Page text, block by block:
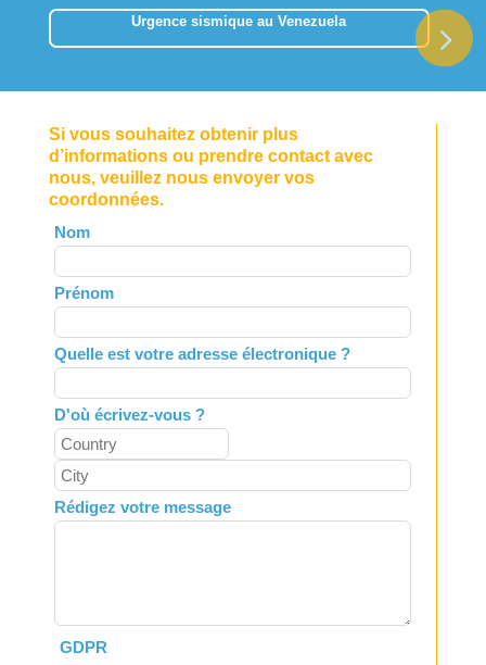
Urgence sismique au Venezuela
Si vous souhaitez obtenir plus
d’informations ou prendre contact avec
nous, veuillez nous envoyer vos
coordonnées.
Leave
this
field
blank
Nom
Prénom
Quelle est votre adresse électronique ?
D'où écrivez-vous ?
Rédigez votre message
GDPR